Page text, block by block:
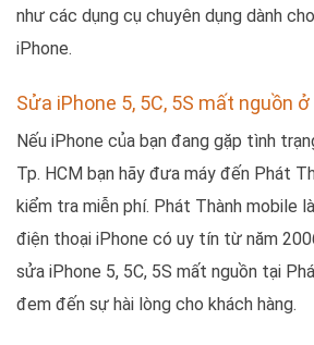
như các dụng cụ chuyên dụng dành
iPhone.
Sửa iPhone 5, 5C, 5S mất nguồn
Nếu iPhone của bạn đang gặp tình
Tp. HCM bạn hãy đưa máy đến Phát
kiểm tra miễn phí. Phát Thành mobile
điện thoại iPhone có uy tín từ năm
sửa iPhone 5, 5C, 5S mất nguồn tại
đem đến sự hài lòng cho khách hàng.